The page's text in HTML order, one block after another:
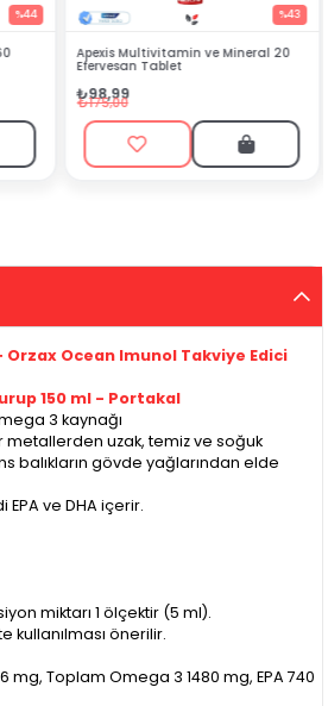
20 Silenzio Sprey 30 ml
₺144,90
₺449,00
Orzax Ocean Imunol Takviye Edici
150 ml - Portakal
3 kaynağı
metallerden uzak, temiz ve soğuk
balıkların gövde yağlarından elde
ve DHA içerir.
miktarı 1 ölçektir (5 ml).
kullanılması önerilir.
mg, Toplam Omega 3 1480 mg, EPA 740